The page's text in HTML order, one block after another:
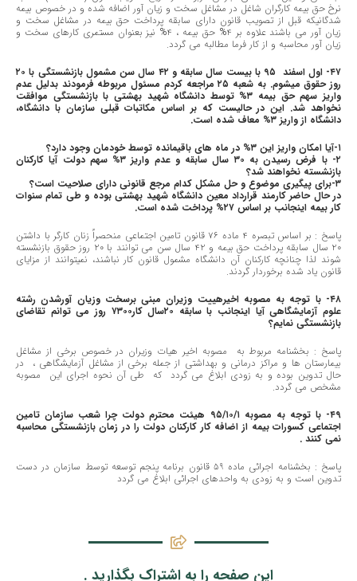
نرخ حق بیمه کارگران شاغل در مشاغل سخت و زیان آور اضافه شده و در خصوص بیمه
شدگانیکه قبل از تصویب قانون دارای سابقه پرداخت حق بیمه در مشاغل سخت و
زیان آور می باشند علاوه بر ٤% حق بیمه ، ٤% نیز بعنوان مستمری کارهای سخت و
زیان آور محاسبه و از کار فرما مطالبه می گردد.
٤٧- اول اسفند ٩٥ با بیست سال سابقه و ٤٢ سال سن مشمول بازنشستگی با ٢٠
روز حقوق میشوم. به شعبه ٢٥ مراجعه کردم مسئول مربوطه فرمودند بدلیل عدم
واریز سهم حق بیمه ٣% توسط دانشگاه شهید بهشتی با بازنشستگی موافقت
نخواهد شد. این در حالیست که بر اساس مکاتبات قبلی سازمان با دانشگاه،
دانشگاه از واریز ٣% معاف شده است.
١-آیا امکان واریز این ٣% در ماه های باقیمانده توسط خودمان وجود دارد؟
٢- با فرض رسیدن به ٣٠ سال سابقه و عدم واریز ٣% سهم دولت آیا کارکنان
بازنشسته نخواهند شد؟
٣-برای پیگیری موضوع و حل مشکل کدام مرجع قانونی دارای صلاحیت است؟
در حال حاضر کارمند قرارداد معین دانشگاه شهید بهشتی بوده و طی تمام سنوات
کار بیمه اینجانب بر اساس ٢٧% پرداخت شده است.
پاسخ : بر اساس تبصره ٤ ماده ٧٦ قانون تامین اجتماعی منحصراً زنان کارگر با داشتن
٢٠ سال سابقه پرداخت حق بیمه و ٤٢ سال سن می توانند با ٢٠ روز حقوق بازنشسته
شوند لذا چنانچه کارکنان آن دانشگاه مشمول قانون کار نباشند، نمیتوانند از مزایای
قانون یاد شده برخوردار گردند.
٤٨- با توجه به مصوبه اخیرهییت وزیران مبنی برسخت وزیان آورشدن رشته
علوم آزمایشگاهی آیا اینجانب با سابقه ٢٠سال کار٧٣٠٠ روز می توانم تقاضای
بازنشستگی نمایم؟
پاسخ : بخشنامه مربوط به مصوبه اخیر هیات وزیران در خصوص برخی از مشاغل
بیمارستان ها و مراکز درمانی و بهداشتی از جمله برخی از مشاغل آزمایشگاهی ، در
حال تدوین بوده و به زودی ابلاغ می گردد که طی آن نحوه اجرای این مصوبه
مشخص می گردد.
٤٩- با توجه به مصوبه ٩٥/١٠/١ هیئت محترم دولت چرا شعب سازمان تامین
اجتماعی کسورات بیمه از اضافه کار کارکنان دولت را در زمان بازنشستگی محاسبه
نمی کنند .
پاسخ : بخشنامه اجرائی ماده ٥٩ قانون برنامه پنجم توسعه توسط سازمان در دست
تدوین است و به زودی به واحدهای اجرائی ابلاغ می گردد
این صفحه را به اشتراک بگذارید .